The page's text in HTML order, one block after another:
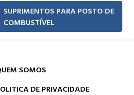
SUPRIMENTOS PARA POSTO DE
COMBUSTÍVEL
SOMOS
DE PRIVACIDADE